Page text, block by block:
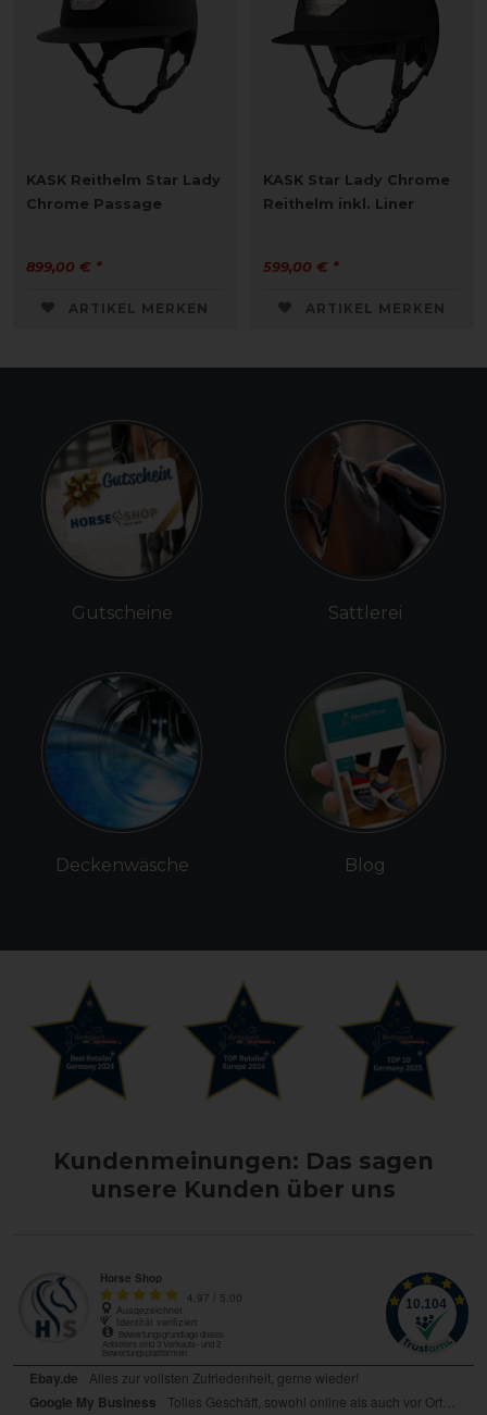
KASK Reithelm Star Lady
Chrome Passage
899,00 € *
ARTIKEL MERKEN
KASK Star Lady Chrome
Reithelm inkl. Liner
599,00 € *
ARTIKEL MERKEN
Gutscheine
Deckenwäsche
Sattlerei
Blog
Kundenmeinungen: Das sagen
unsere Kunden über uns